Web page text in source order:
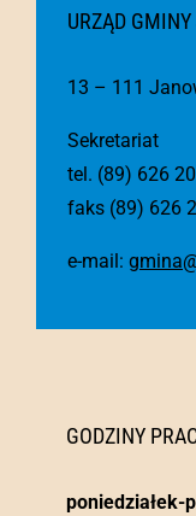
URZĄD
13 – 111
Sekretariat
tel. (89) 626
faks (89) 626
e-mail:
GODZINY
poniedziałek-